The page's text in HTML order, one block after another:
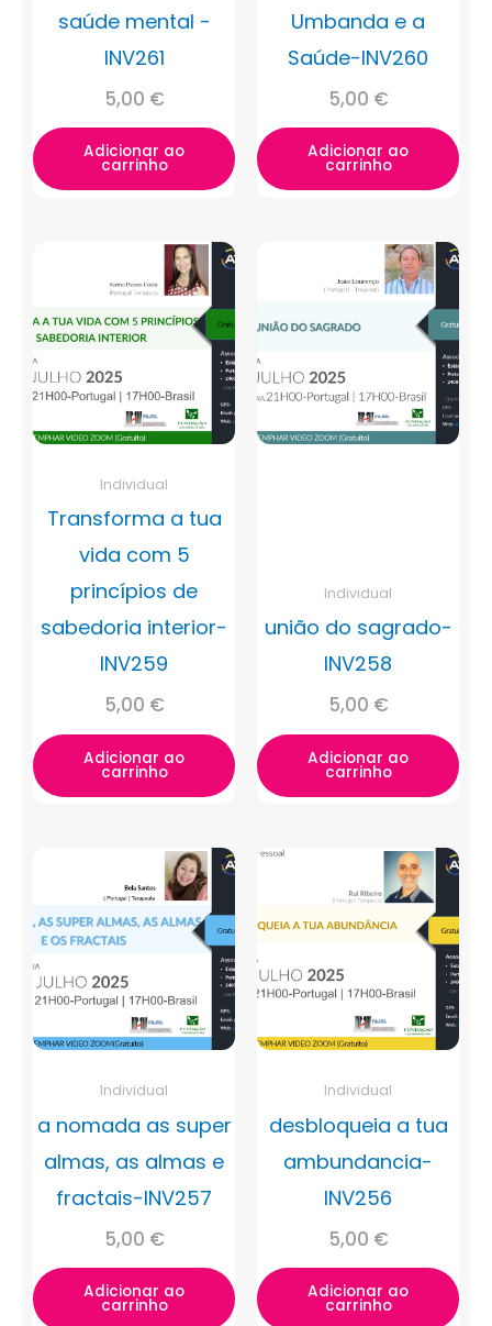
saúde mental -
INV261
5,00 €
Adicionar ao
carrinho
Umbanda e a
Saúde-INV260
5,00 €
Adicionar ao
carrinho
Individual
Transforma a tua
vida com 5
princípios de
sabedoria interior-
INV259
5,00 €
Adicionar ao
carrinho
Individual
união do sagrado-
INV258
5,00 €
Adicionar ao
carrinho
Individual
a nomada as super
almas, as almas e
fractais-INV257
5,00 €
Adicionar ao
carrinho
Individual
desbloqueia a tua
ambundancia-
INV256
5,00 €
Adicionar ao
carrinho